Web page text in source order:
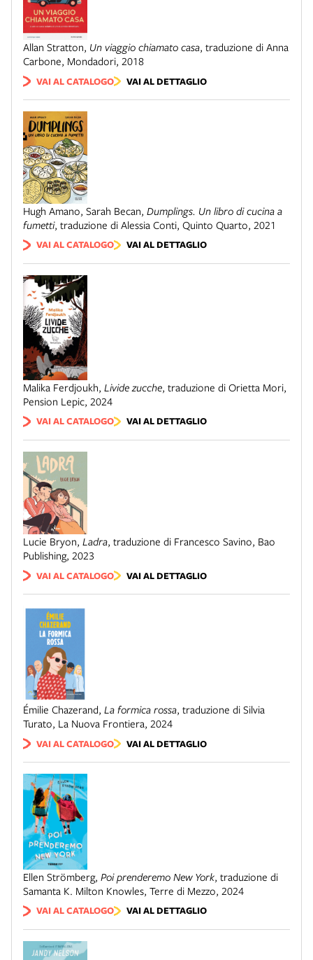
Allan Stratton, Un viaggio chiamato casa, traduzione di Anna
Carbone, Mondadori, 2018
VAI AL CATALOGO VAI AL DETTAGLIO
Hugh Amano, Sarah Becan, Dumplings. Un libro di cucina a
fumetti, traduzione di Alessia Conti, Quinto Quarto, 2021
VAI AL CATALOGO VAI AL DETTAGLIO
Malika Ferdjoukh, Livide zucche, traduzione di Orietta Mori,
Pension Lepic, 2024
VAI AL CATALOGO VAI AL DETTAGLIO
Lucie Bryon, Ladra, traduzione di Francesco Savino, Bao
Publishing, 2023
VAI AL CATALOGO VAI AL DETTAGLIO
Émilie Chazerand, La formica rossa, traduzione di Silvia
Turato, La Nuova Frontiera, 2024
VAI AL CATALOGO VAI AL DETTAGLIO
Ellen Strömberg, Poi prenderemo New York, traduzione di
Samanta K. Milton Knowles, Terre di Mezzo, 2024
VAI AL CATALOGO VAI AL DETTAGLIO